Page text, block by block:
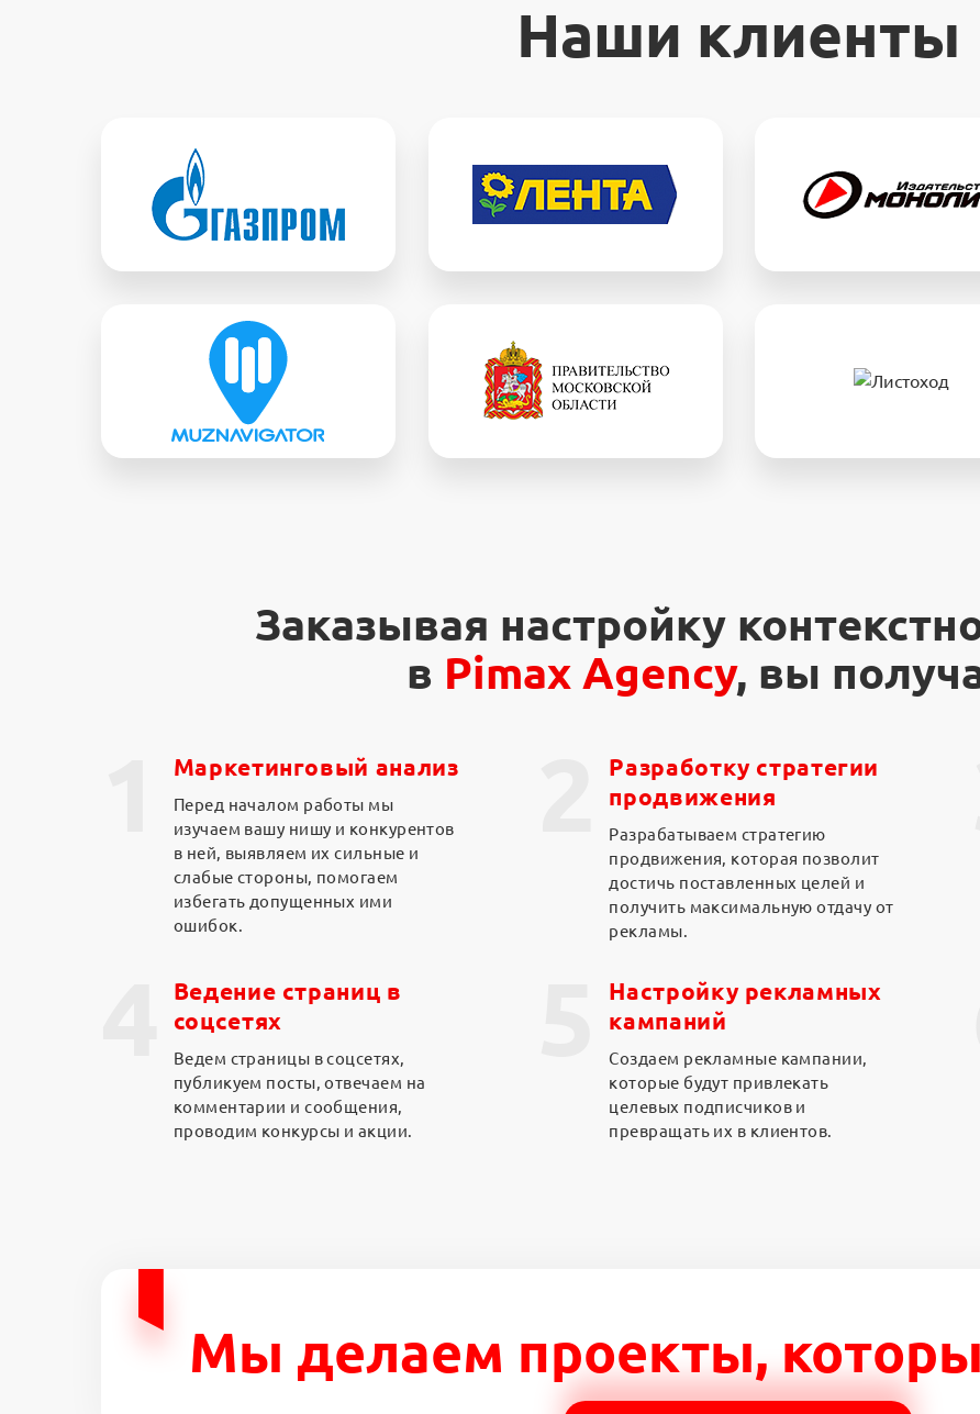
Наши клиенты
Заказывая настройку
в Pimax Agency, вы
Маркетинговый анализ
Перед началом работы мы
изучаем вашу нишу и конкурентов
в ней, выявляем их сильные и
слабые стороны, помогаем
избегать допущенных ими
ошибок.
Разработку стратегии
продвижения
Разрабатываем стратегию
продвижения, которая позволит
достичь поставленных целей и
получить максимальную отдачу от
рекламы.
Ведение страниц в
соцсетях
Ведем страницы в соцсетях,
публикуем посты, отвечаем на
комментарии и сообщения,
проводим конкурсы и акции.
Настройку рекламных
кампаний
Создаем рекламные кампании,
которые будут привлекать
целевых подписчиков и
превращать их в клиентов.
Мы делаем проекты,